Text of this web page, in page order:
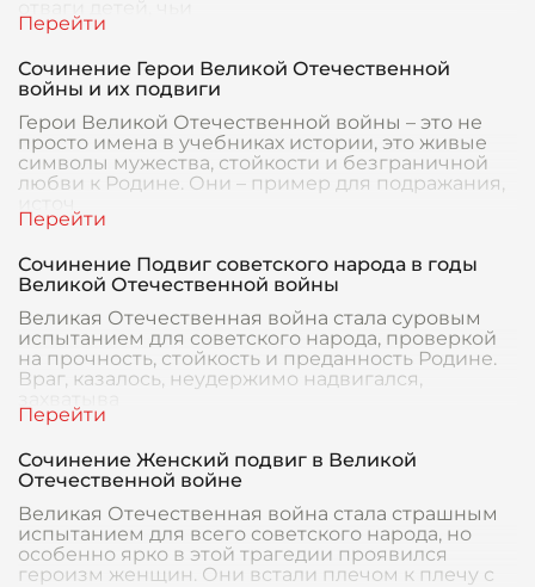
Сочинение Герои Великой Отечественной
войны и их подвиги
Герои Великой Отечественной войны – это не
просто имена в учебниках истории, это живые
символы мужества, стойкости и безграничной
любви к Родине. Они – пример для подражания,
Сочинение Подвиг советского народа в годы
Великой Отечественной войны
Великая Отечественная война стала суровым
испытанием для советского народа, проверкой
на прочность, стойкость и преданность Родине.
Враг, казалось, неудержимо надвигался,
Сочинение Женский подвиг в Великой
Отечественной войне
Великая Отечественная война стала страшным
испытанием для всего советского народа, но
особенно ярко в этой трагедии проявился
героизм женщин. Они встали плечом к плечу с